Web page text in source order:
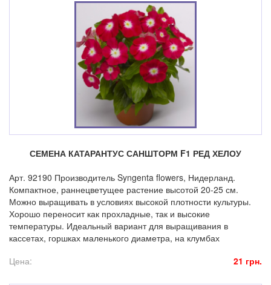
СЕМЕНА КАТАРАНТУС САНШТОРМ F1 РЕД ХЕЛОУ
Арт. 92190 Производитель Syngenta flowers, Нидерланд.
Компактное, раннецветущее растение высотой 20-25 см.
Можно выращивать в условиях высокой плотности культуры.
Хорошо переносит как прохладные, так и высокие
температуры. Идеальный вариант для выращивания в
кассетах, горшках маленького диаметра, на клумбах
Цена:
21 грн.